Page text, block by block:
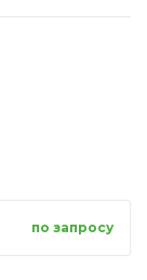
по запросу